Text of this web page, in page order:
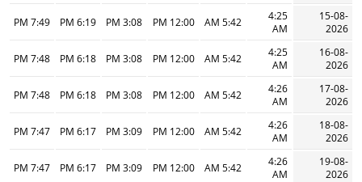
15-08-
2026
4:25
AM
5:42 AM
12:00 PM
3:08 PM
6:19 PM
7:49 PM
16-08-
2026
4:25
AM
5:42 AM
12:00 PM
3:08 PM
6:18 PM
7:48 PM
17-08-
2026
4:26
AM
5:42 AM
12:00 PM
3:08 PM
6:18 PM
7:48 PM
18-08-
2026
4:26
AM
5:42 AM
12:00 PM
3:09 PM
6:17 PM
7:47 PM
19-08-
2026
4:26
AM
5:42 AM
12:00 PM
3:09 PM
6:17 PM
7:47 PM